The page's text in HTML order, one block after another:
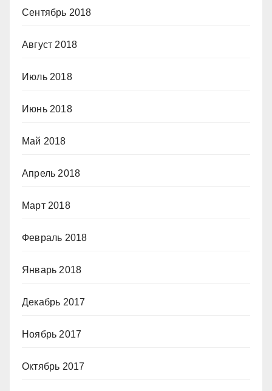
Сентябрь 2018
Август 2018
Июль 2018
Июнь 2018
Май 2018
Апрель 2018
Март 2018
Февраль 2018
Январь 2018
Декабрь 2017
Ноябрь 2017
Октябрь 2017